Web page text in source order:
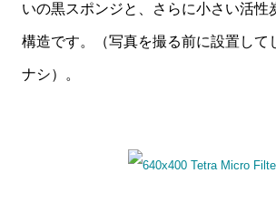
いの黒スポンジと、さらに小さい活性
構造です。（写真を撮る前に設置して
ナシ）。